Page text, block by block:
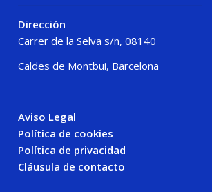
Dirección
Carrer de la Selva s/n, 08140
Caldes de Montbui, Barcelona
Aviso Legal
Política de cookies
Política de privacidad
Cláusula de contacto